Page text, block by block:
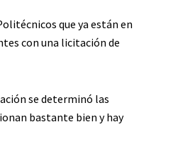
que ya están en
con una licitación de
se determinó las
bastante bien y hay